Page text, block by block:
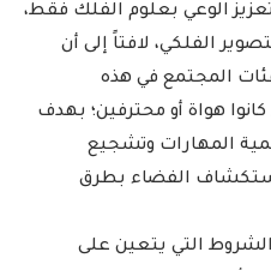
الوعي بعلوم الفلك فقط،
الفلكي، لافتاً إلى أن
المجتمع في هذه
هواة أو محترفين؛ بهدف
المهارات وتشجيع
الفضاء بطرق
التي يتعين على